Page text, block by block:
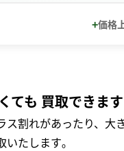
+価格
ても 買取できます
割れがあったり、大
いたします｡